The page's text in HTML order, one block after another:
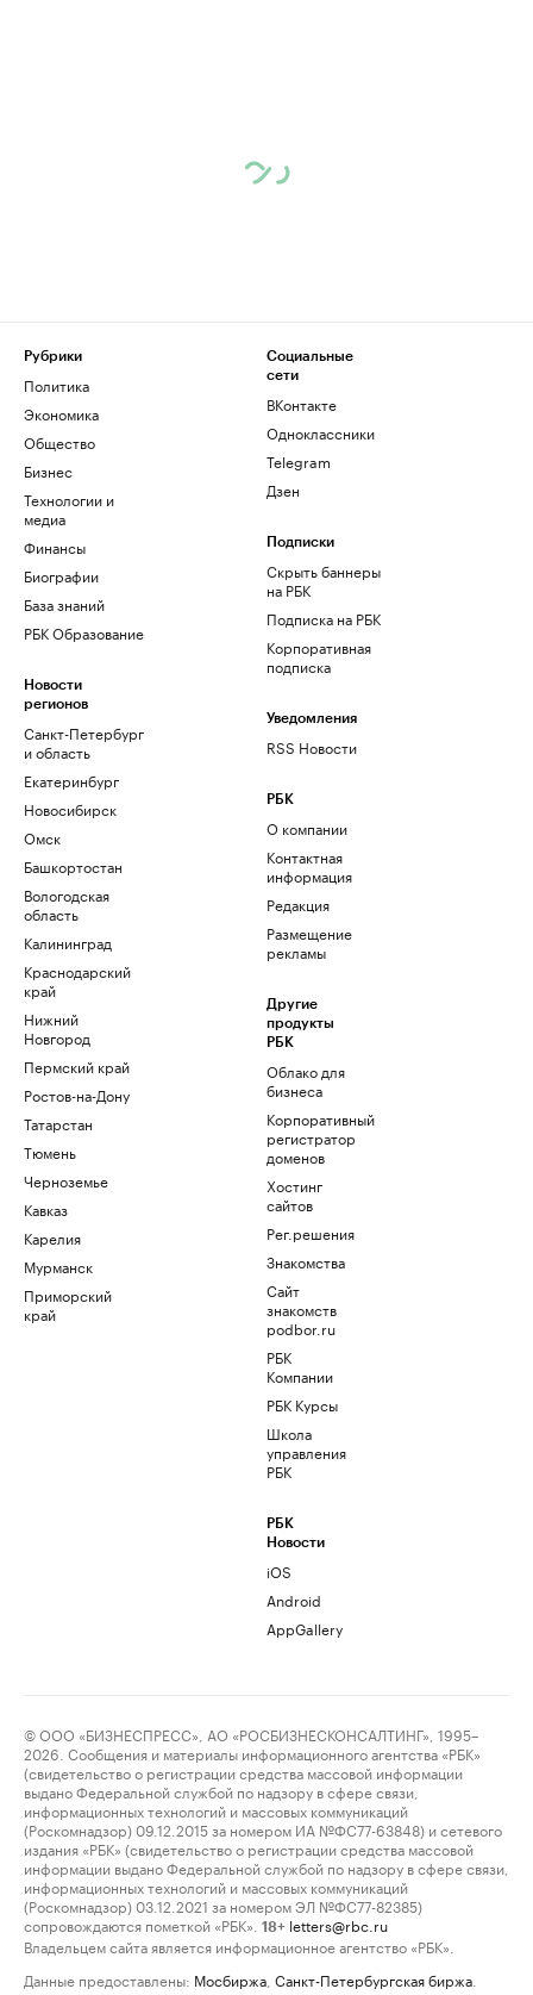
Рубрики
Политика
Экономика
Общество
Бизнес
Технологии и
медиа
Финансы
Биографии
База знаний
РБК Образование
Новости
регионов
Санкт-Петербург
и область
Екатеринбург
Новосибирск
Омск
Башкортостан
Вологодская
область
Калининград
Краснодарский
край
Нижний
Новгород
Пермский край
Ростов-на-Дону
Татарстан
Тюмень
Черноземье
Кавказ
Карелия
Мурманск
Приморский
край
Социальные
сети
ВКонтакте
Одноклассники
Telegram
Дзен
Подписки
Скрыть баннеры
на РБК
Подписка на РБК
Корпоративная
подписка
Уведомления
RSS Новости
РБК
О компании
Контактная
информация
Редакция
Размещение
рекламы
Другие
продукты
РБК
Облако для
бизнеса
Корпоративный
регистратор
доменов
Хостинг
сайтов
Рег.решения
Знакомства
Сайт
знакомств
podbor.ru
РБК
Компании
РБК Курсы
Школа
управления
РБК
РБК
Новости
iOS
Android
AppGallery
© ООО «БИЗНЕСПРЕСС», АО «РОСБИЗНЕСКОНСАЛТИНГ», 1995–
2026. Сообщения и материалы информационного агентства «РБК»
(свидетельство о регистрации средства массовой информации
выдано Федеральной службой по надзору в сфере связи,
информационных технологий и массовых коммуникаций
(Роскомнадзор) 09.12.2015 за номером ИА №ФС77-63848) и сетевого
издания «РБК» (свидетельство о регистрации средства массовой
информации выдано Федеральной службой по надзору в сфере связи,
информационных технологий и массовых коммуникаций
(Роскомнадзор) 03.12.2021 за номером ЭЛ №ФС77-82385)
сопровождаются пометкой «РБК».
18+ letters@rbc.ru
Владельцем сайта является информационное агентство «РБК».
Данные предоставлены: Мосбиржа Санкт-Петербургская биржа